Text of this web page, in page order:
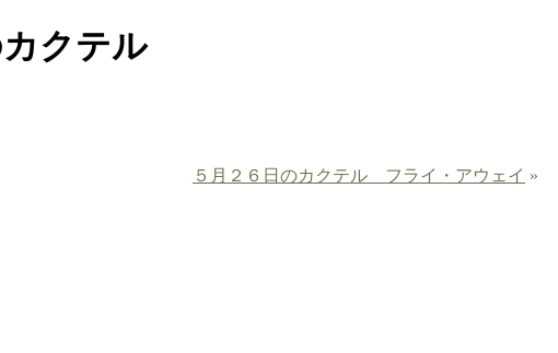
クテル
５月２６日のカクテル フライ・アウェイ »